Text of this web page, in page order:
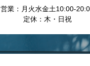
営業：月火水金土10:00-
定休：木・日祝